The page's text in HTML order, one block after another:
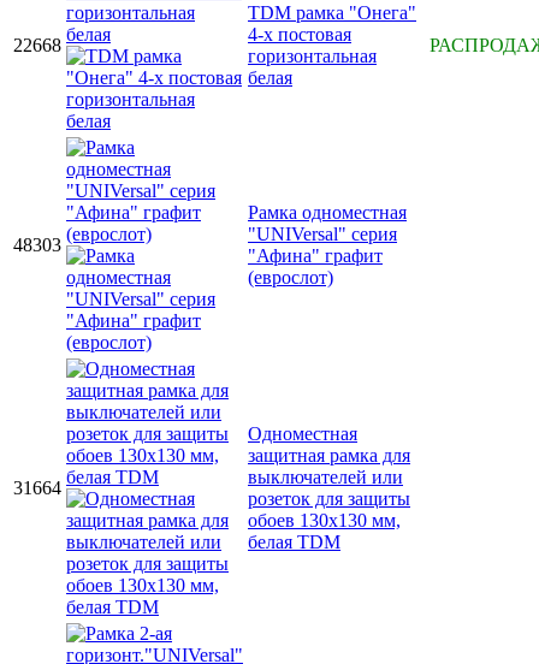
22668
TDM рамка "Онега"
4-х постовая
горизонтальная
белая
48303
Рамка одноместная
"UNIVersal" серия
"Афина" графит
(еврослот)
31664
Одноместная
защитная рамка для
выключателей или
розеток для защиты
обоев 130х130 мм,
белая TDM